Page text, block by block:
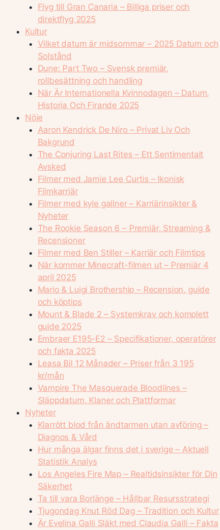
Flyg till Gran Canaria – Billiga priser och
direktflyg 2025
Kultur
Vilket datum är midsommar – 2025 Datum och
Solstånd
Dune: Part Two – Svensk premiär,
rollbesättning och handling
När Är Internationella Kvinnodagen – Datum,
Historia Och Firande 2025
Nöje
Aaron Kendrick De Niro – Privat Liv Och
Bakgrund
The Conjuring Last Rites – Ett Sentimentalt
Avsked
Filmer med Jamie Lee Curtis – Ikonisk
Filmkarriär
Filmer med kyle gallner – Karriärinsikter &
Nyheter
The Rookie Season 6 – Premiär, Streaming &
Recensioner
Filmer med Ben Stiller – Karriär och Filmtips
När kommer Minecraft-filmen ut – Premiär 4
april 2025
Mario & Luigi Brothership – Recension, guide
och köptips
Mount & Blade 2 – Systemkrav och komplett
guide 2025
Embraer E195-E2 – Specifikationer, operatörer
och fakta 2025
Leasa Bil 12 Månader – Priser från 3 195
kr/mån
Vampire The Masquerade Bloodlines –
Släppdatum, Klaner och Plattformar
Nyheter
Klarrött blod från ändtarmen utan avföring –
Diagnos & Vård
Hur många älgar finns det i sverige – Aktuell
Statistik Analys
Los Angeles Fire Map – Realtidsinsikter för Din
Säkerhet
Ta till vara Borlänge – Hållbar Resursstrategi
Tjugondag Knut Röd Dag – Tradition och Kultur
Är Evelina Galli Släkt med Claudia Galli – Fakta